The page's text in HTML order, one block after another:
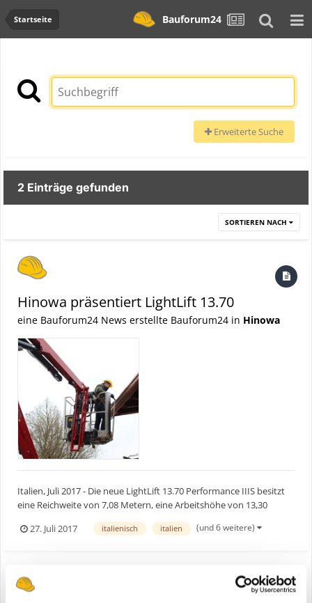
Startseite Bauforum24
Erweiterte Suche
2 Einträge gefunden
SORTIEREN NACH
Hinowa präsentiert LightLift 13.70
eine Bauforum24 News erstellte Bauforum24 in Hinowa
Italien, Juli 2017 - Die neue LightLift 13.70 Performance IIIS besitzt
eine Reichweite von 7,08 Metern, eine Arbeitshöhe von 13,30
Metern, eine Nutzlast von 230 kg über die gesamte
Arbeitsreichweite und einen neuen Winkelkorb. Er soll für
27. Juli 2017 italienisch italien (und 6 weitere)